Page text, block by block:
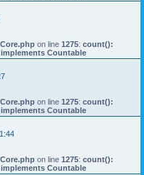
on line 1275: count():
Countable
on line 1275: count():
Countable
on line 1275: count():
Countable